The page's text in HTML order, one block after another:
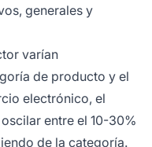
generales y
varían
de producto y el
electrónico, el
entre el 10-30%
de la categoría.